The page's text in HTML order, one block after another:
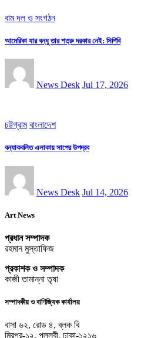
বাম দল ও সংগঠন
আমেরিকা যার বন্ধু তার শত্রু দরকার নেই: সিপিবি
News Desk Jul 17, 2026
চট্টগ্রাম বাংলাদেশ
বন্যাকবলিত এলাকায় সাপের উপদ্রব
News Desk Jul 14, 2026
Art News
প্রধান সম্পাদক
রহমান মুস্তাফিজ
প্রকাশক ও সম্পাদক
কাজী তামান্না তৃষা
সম্পাদকীয় ও বাণিজ্যিক কার্যালয়
বাসা ৬২, রোড ৪, ব্লক বি
মিরপুর-১২, পল্লবী, ঢাকা-১২১৬